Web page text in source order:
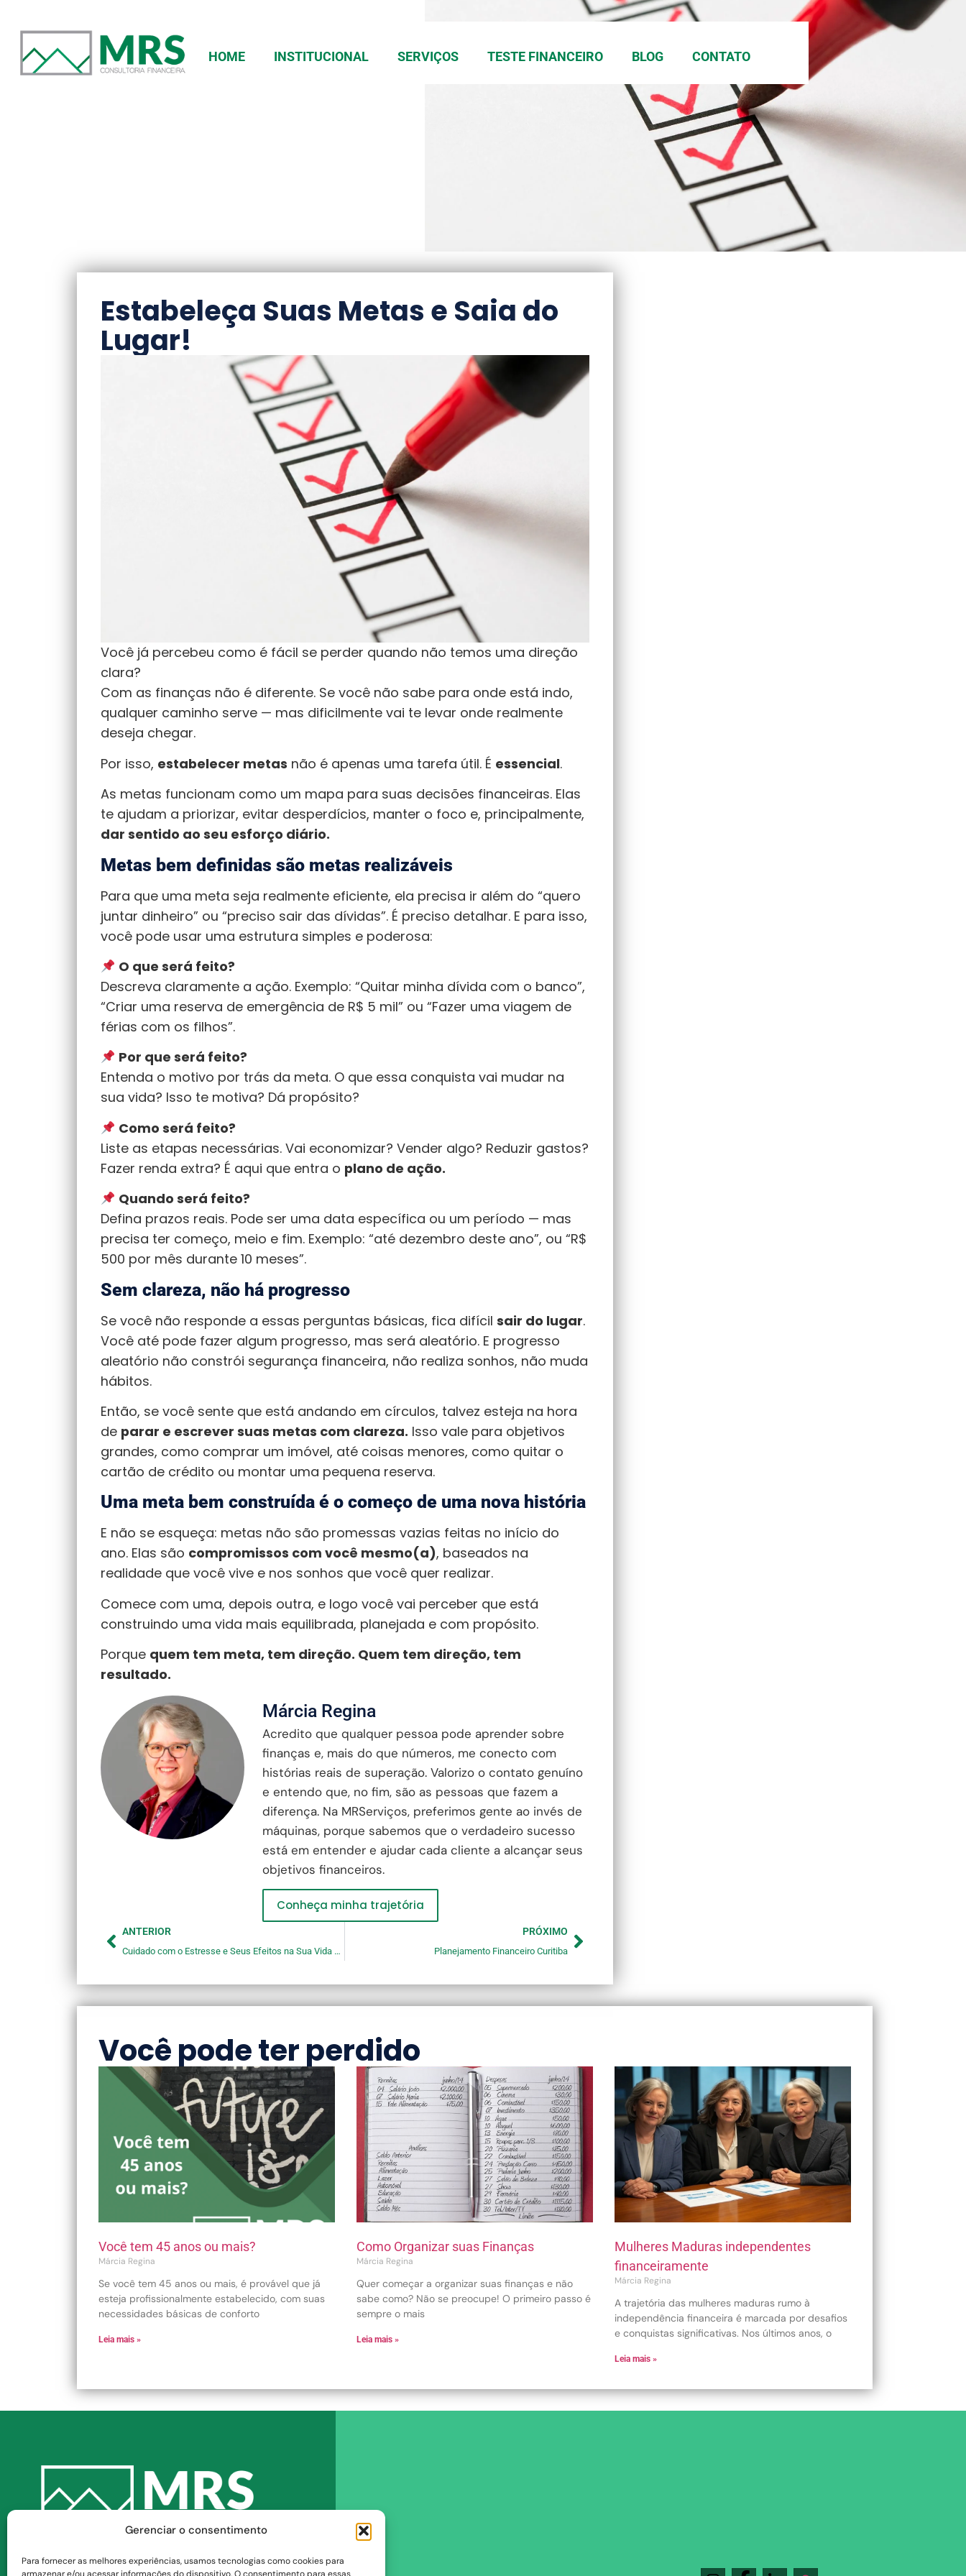
Gerenciar o consentimento
Para fornecer as melhores experiências, usamos tecnologias como cookies para
HOME INSTITUCIONAL SERVIÇOS TESTE FINANCEIRO BLOG CONTATO
Estabeleça Suas Metas e Saia do
Lugar!
Você já percebeu como é fácil se perder quando não temos uma direção
clara?
Com as finanças não é diferente. Se você não sabe para onde está indo,
qualquer caminho serve — mas dificilmente vai te levar onde realmente
deseja chegar.
Por isso, estabelecer metas não é apenas uma tarefa útil. É essencial.
As metas funcionam como um mapa para suas decisões financeiras. Elas
te ajudam a priorizar, evitar desperdícios, manter o foco e, principalmente,
dar sentido ao seu esforço diário.
Metas bem definidas são metas realizáveis
Para que uma meta seja realmente eficiente, ela precisa ir além do “quero
juntar dinheiro” ou “preciso sair das dívidas”. É preciso detalhar. E para isso,
você pode usar uma estrutura simples e poderosa:
O que será feito?
Descreva claramente a ação. Exemplo: “Quitar minha dívida com o banco”,
“Criar uma reserva de emergência de R$ 5 mil” ou “Fazer uma viagem de
férias com os filhos”.
Por que será feito?
Entenda o motivo por trás da meta. O que essa conquista vai mudar na
sua vida? Isso te motiva? Dá propósito?
Como será feito?
Liste as etapas necessárias. Vai economizar? Vender algo? Reduzir gastos?
Fazer renda extra? É aqui que entra o plano de ação.
Quando será feito?
Defina prazos reais. Pode ser uma data específica ou um período — mas
precisa ter começo, meio e fim. Exemplo: “até dezembro deste ano”, ou “R$
500 por mês durante 10 meses”.
Sem clareza, não há progresso
Se você não responde a essas perguntas básicas, fica difícil sair do lugar.
Você até pode fazer algum progresso, mas será aleatório. E progresso
aleatório não constrói segurança financeira, não realiza sonhos, não muda
hábitos.
Então, se você sente que está andando em círculos, talvez esteja na hora
de parar e escrever suas metas com clareza. Isso vale para objetivos
grandes, como comprar um imóvel, até coisas menores, como quitar o
cartão de crédito ou montar uma pequena reserva.
Uma meta bem construída é o começo de uma nova história
E não se esqueça: metas não são promessas vazias feitas no início do
ano. Elas são compromissos com você mesmo(a), baseados na
realidade que você vive e nos sonhos que você quer realizar.
Comece com uma, depois outra, e logo você vai perceber que está
construindo uma vida mais equilibrada, planejada e com propósito.
Porque quem tem meta, tem direção. Quem tem direção, tem
resultado.
Márcia Regina
Acredito que qualquer pessoa pode aprender sobre
finanças e, mais do que números, me conecto com
histórias reais de superação. Valorizo o contato genuíno
e entendo que, no fim, são as pessoas que fazem a
diferença. Na MRServiços, preferimos gente ao invés de
máquinas, porque sabemos que o verdadeiro sucesso
está em entender e ajudar cada cliente a alcançar seus
objetivos financeiros.
Conheça minha trajetória
ANTERIOR
Cuidado com o Estresse e Seus Efeitos na Sua Vida Financeira
PRÓXIMO
Planejamento Financeiro Curitiba
Você pode ter perdido
Você tem 45 anos ou mais?
Márcia Regina
Se você tem 45 anos ou mais, é provável que já
esteja profissionalmente estabelecido, com suas
necessidades básicas de conforto
Leia mais »
Como Organizar suas Finanças
Márcia Regina
Quer começar a organizar suas finanças e não
sabe como? Não se preocupe! O primeiro passo é
sempre o mais
Leia mais »
Mulheres Maduras independentes
financeiramente
Márcia Regina
A trajetória das mulheres maduras rumo à
independência financeira é marcada por desafios
e conquistas significativas. Nos últimos anos, o
Leia mais »
(41) 99127-7609